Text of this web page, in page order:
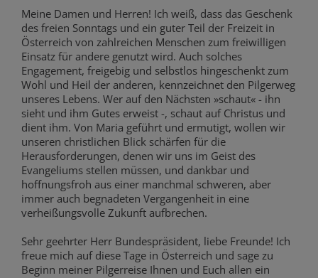
Meine Damen und Herren! Ich weiß, dass das Geschenk
des freien Sonntags und ein guter Teil der Freizeit in
Österreich von zahlreichen Menschen zum freiwilligen
Einsatz für andere genutzt wird. Auch solches
Engagement, freigebig und selbstlos hingeschenkt zum
Wohl und Heil der anderen, kennzeichnet den Pilgerweg
unseres Lebens. Wer auf den Nächsten »schaut« - ihn
sieht und ihm Gutes erweist -, schaut auf Christus und
dient ihm. Von Maria geführt und ermutigt, wollen wir
unseren christlichen Blick schärfen für die
Herausforderungen, denen wir uns im Geist des
Evangeliums stellen müssen, und dankbar und
hoffnungsfroh aus einer manchmal schweren, aber
immer auch begnadeten Vergangenheit in eine
verheißungsvolle Zukunft aufbrechen.
Sehr geehrter Herr Bundespräsident, liebe Freunde! Ich
freue mich auf diese Tage in Österreich und sage zu
Beginn meiner Pilgerreise Ihnen und Euch allen ein